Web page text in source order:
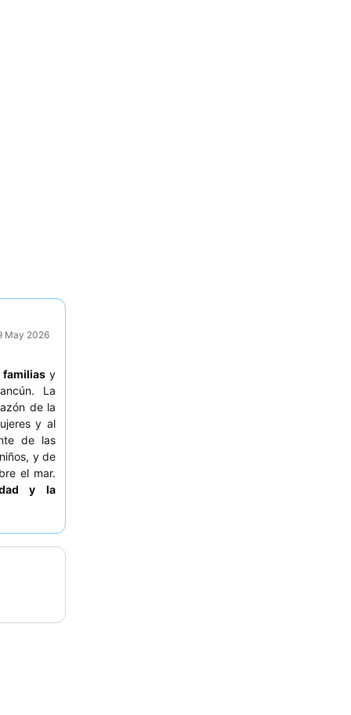
May 2026
familiasy
La
de la
y al
de las
y de
el mar.
y la
de